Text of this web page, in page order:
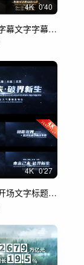
4K 0'40
4K金色数据字幕文字字幕条 02
4K 0'27
4K震撼大气开场文字标题片头 01